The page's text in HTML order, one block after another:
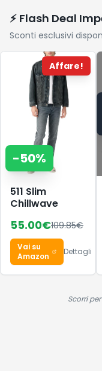
⚡ Flash Deal
Sconti esclusivi
Affare!
-50%
511 Slim
Chillwave
55.00€109.85€
Vai su
Amazon
Dettagli
Scorri